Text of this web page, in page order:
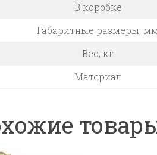
В коробке
Габаритные размеры,
Вес, кг
Материал